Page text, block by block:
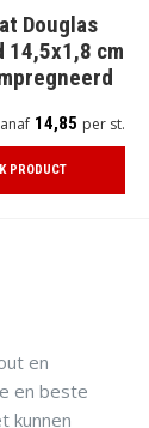
Douglas
14,5x1,8 cm
14,85 per st.
PRODUCT
en
en beste
kunnen